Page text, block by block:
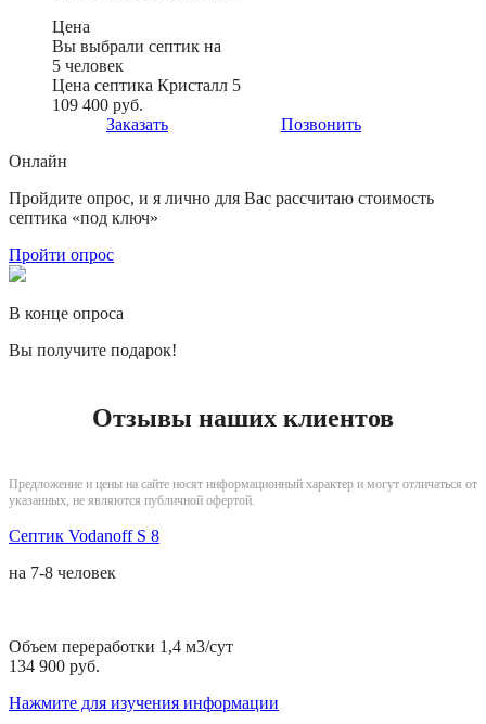
Цена
Вы выбрали септик на
5 человек
Цена септика Кристалл 5
109 400 руб.
Заказать
Позвонить
Онлайн
Пройдите опрос, и я лично для Вас рассчитаю стоимость
септика «под ключ»
Пройти опрос
В конце опроса
Вы получите подарок!
Отзывы наших клиентов
Предложение и цены на сайте носят информационный характер и могут отличаться от
указанных, не являются публичной офертой.
Септик Vodanoff S 8
на 7-8 человек
Объем переработки 1,4 м3/сут
134 900 руб.
Нажмите для изучения информации